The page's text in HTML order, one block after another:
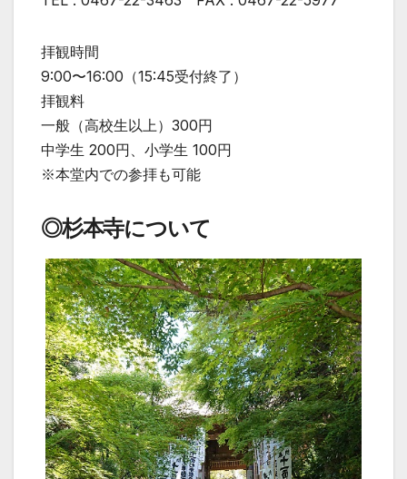
拝観時間
9:00〜16:00（15:45受付終了）
拝観料
一般（高校生以上）300円
中学生 200円、小学生 100円
※本堂内での参拝も可能
◎杉本寺について